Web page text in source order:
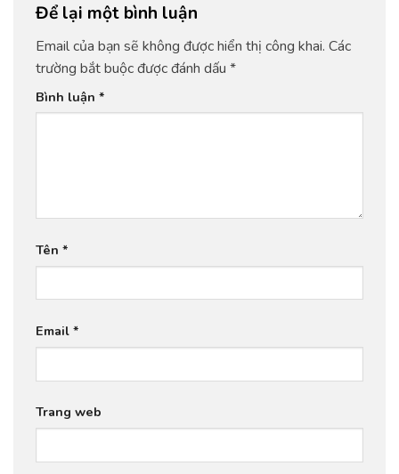
Để lại một bình luận
Email của bạn sẽ không được hiển thị công khai. Các
trường bắt buộc được đánh dấu *
Bình luận *
Tên *
Email *
Trang web